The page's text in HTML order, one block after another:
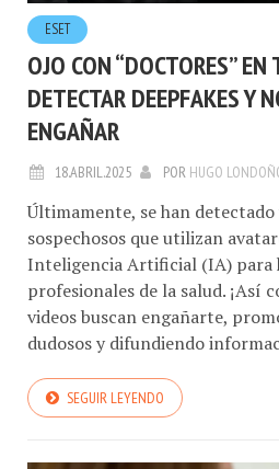
ESET
OJO CON “DOCTORES”
DETECTAR DEEPFAKES Y
ENGAÑAR
18.ABRIL.2025 POR HUGO
Últimamente, se han detectado
sospechosos que utilizan
Inteligencia Artificial (IA) para
profesionales de la salud. ¡Así
videos buscan engañarte,
dudosos y difundiendo
SEGUIR LEYENDO